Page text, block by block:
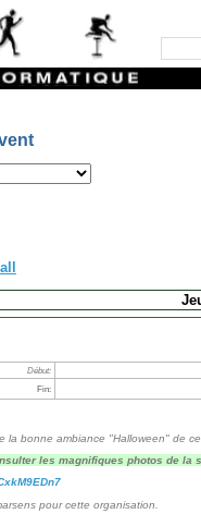
Début:
Fin:
la bonne ambiance "Halloween" de
les magnifiques photos de la
pour cette organisation.